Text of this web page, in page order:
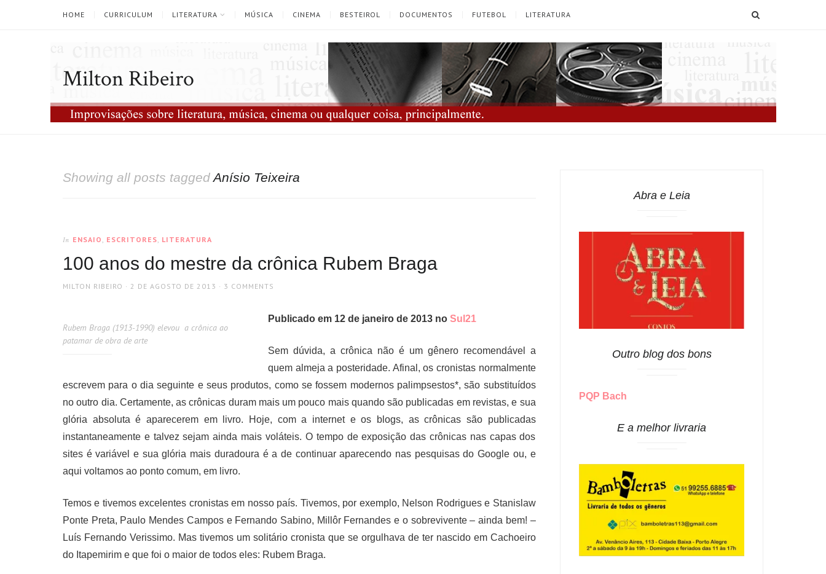
HOME CURRICULUM LITERATURA MÚSICA CINEMA BESTEIROL DOCUMENTOS FUTEBOL LITERATURA
Milton Ribeiro
Showing all posts taggedAnísio Teixeira
In ENSAIO ESCRITORES LITERATURA
100 anos do mestre da crônica Rubem Braga
AUTHOR
MILTON RIBEIRO
POSTED
2 DE AGOSTO DE 2013 3 COMMENTS
Rubem Braga (1913-1990) elevou a crônica ao
patamar de obra de arte
Publicado em 12 de janeiro de 2013 no Sul21
Sem dúvida, a crônica não é um gênero recomendável a
quem almeja a posteridade. Afinal, os cronistas normalmente
escrevem para o dia seguinte e seus produtos, como se fossem modernos palimpsestos*, são substituídos
no outro dia. Certamente, as crônicas duram mais um pouco mais quando são publicadas em revistas, e sua
glória absoluta é aparecerem em livro. Hoje, com a internet e os blogs, as crônicas são publicadas
instantaneamente e talvez sejam ainda mais voláteis. O tempo de exposição das crônicas nas capas dos
sites é variável e sua glória mais duradoura é a de continuar aparecendo nas pesquisas do Google ou, e
aqui voltamos ao ponto comum, em livro.
Temos e tivemos excelentes cronistas em nosso país. Tivemos, por exemplo, Nelson Rodrigues e Stanislaw
Ponte Preta, Paulo Mendes Campos e Fernando Sabino, Millôr Fernandes e o sobrevivente – ainda bem! –
Luís Fernando Verissimo. Mas tivemos um solitário cronista que se orgulhava de ter nascido em Cachoeiro
do Itapemirim e que foi o maior de todos eles: Rubem Braga.
Abra e Leia
Outro blog dos bons
PQP Bach
E a melhor livraria